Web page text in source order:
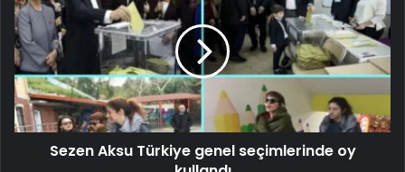
Sezen Aksu Türkiye genel seçimlerinde oy